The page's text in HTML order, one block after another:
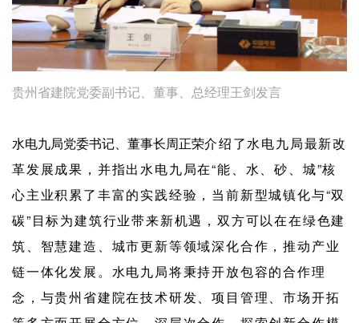
贵州省建院党委副书记、董事、总经理王剑发言
水电九局党委书记、董事长周正荣介绍了水电九局最新改
革发展成果，并指出水电九局在“能、水、砂、城”核
心主业积累了丰富的实践经验， 当前新型城镇化与“双
碳”目标为建筑行业带来新机遇，双方可以在在绿色建
筑、智慧建造、城市更新等领域深化合作，推动产业
链一体化发展。 水电九局将秉持开放包容的合作理
念，与贵州省建院在技术研发、项目管理、市场开拓